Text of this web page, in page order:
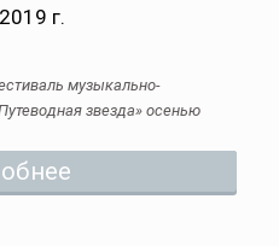
г.
музыкально-
звезда» осенью